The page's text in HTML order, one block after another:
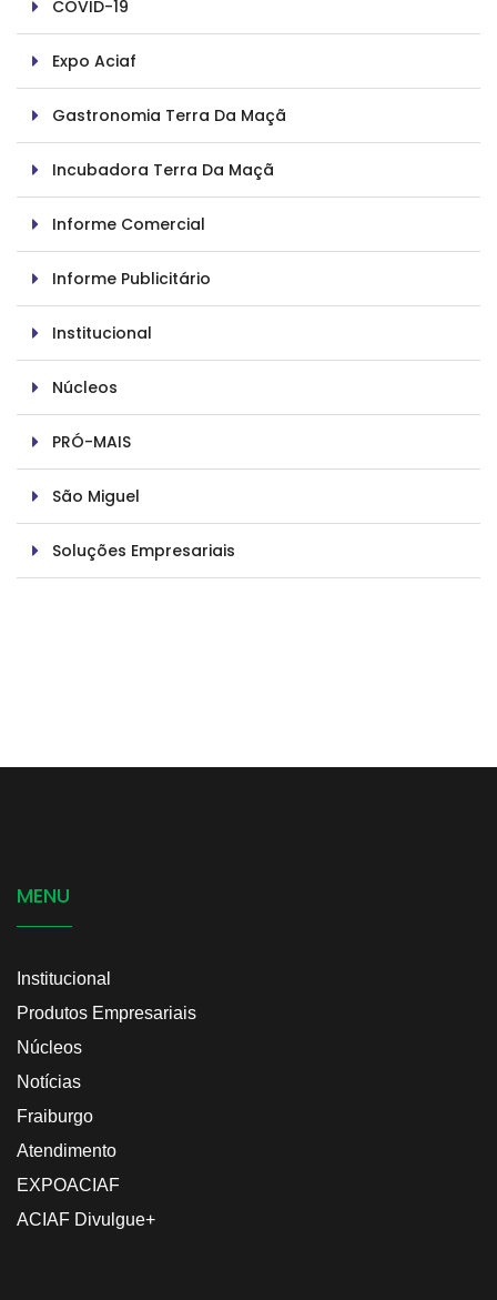
COVID-19
Expo Aciaf
Gastronomia Terra Da Maçã
Incubadora Terra Da Maçã
Informe Comercial
Informe Publicitário
Institucional
Núcleos
PRÓ-MAIS
São Miguel
Soluções Empresariais
MENU
Institucional
Produtos Empresariais
Núcleos
Notícias
Fraiburgo
Atendimento
EXPOACIAF
ACIAF Divulgue+